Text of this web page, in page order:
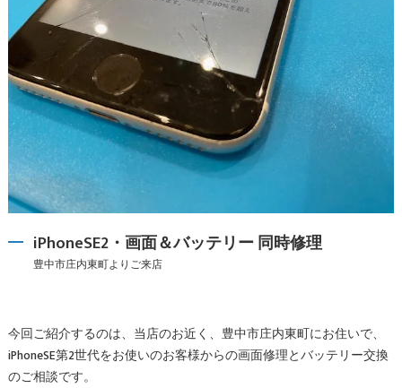
iPhoneSE2・画面＆バッテリー 同時修理
豊中市庄内東町よりご来店
今回ご紹介するのは、当店のお近く、豊中市庄内東町にお住いで、
iPhoneSE第2世代をお使いのお客様からの画面修理とバッテリー交換
のご相談です。